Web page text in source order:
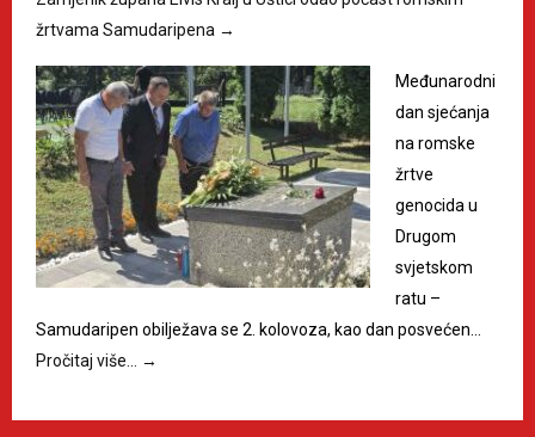
žrtvama Samudaripena →
Međunarodni
dan sjećanja
na romske
žrtve
genocida u
Drugom
svjetskom
ratu –
Samudaripen obilježava se 2. kolovoza, kao dan posvećen…
Pročitaj više…
→